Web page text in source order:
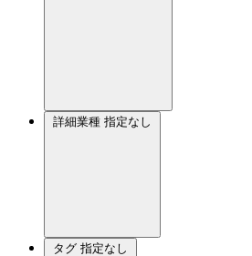
詳細業種 指定なし
タグ 指定なし